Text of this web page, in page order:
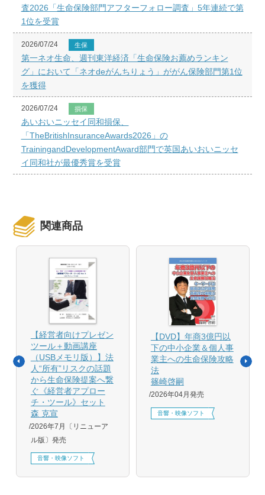
査2026「生命保険部門アフターフォロー調査」5年連続で第
1位を受賞
2026/07/24 生保
第一ネオ生命、週刊東洋経済「生命保険お薦めランキン
グ」において「ネオdeがんちりょう」ががん保険部門第1位
を獲得
2026/07/24 損保
あいおいニッセイ同和損保、
「TheBritishInsuranceAwards2026」の
TrainingandDevelopmentAward部門で英国あいおいニッセ
イ同和社が最優秀賞を受賞
関連商品
【経営者向けプレゼン
ツール＋動画講座
（USBメモリ版）】法
人“所有”リスクの話題
から生命保険提案へ繋
ぐ《経営者アプロー
チ・ツール》セット
森 克宣
2026年7月〔リニューア
ル版〕発売
音響・映像ソフト
【DVD】年商3億円以
下の中小企業＆個人事
業主への生命保険攻略
法
篠崎啓嗣
2026年04月発売
音響・映像ソフト